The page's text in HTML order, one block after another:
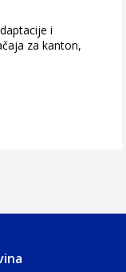
i
za kanton,